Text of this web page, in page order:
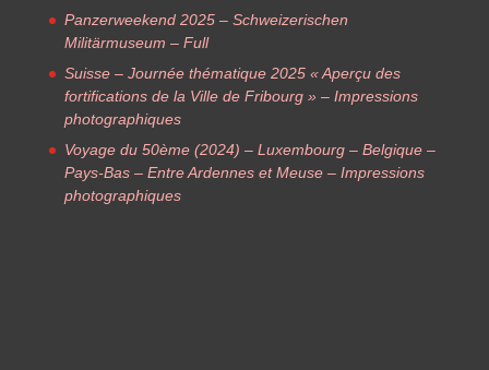
Panzerweekend 2025 – Schweizerischen
Militärmuseum – Full
Suisse – Journée thématique 2025 « Aperçu des
fortifications de la Ville de Fribourg » – Impressions
photographiques
Voyage du 50ème (2024) – Luxembourg – Belgique –
Pays-Bas – Entre Ardennes et Meuse – Impressions
photographiques